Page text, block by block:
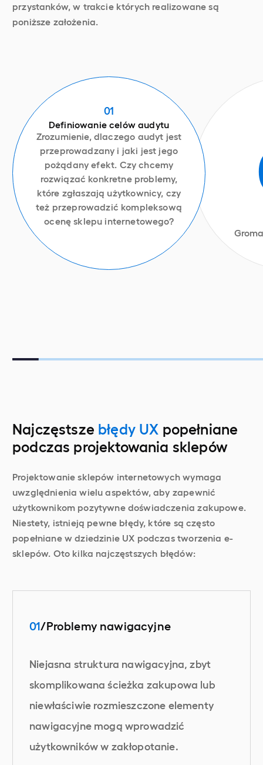
przystanków, w trakcie których realizowane są
poniższe założenia.
01
Definiowanie celów audytu
Zrozumienie, dlaczego audyt jest
przeprowadzany i jaki jest jego
pożądany efekt. Czy chcemy
rozwiązać konkretne problemy,
które zgłaszają użytkownicy, czy
też przeprowadzić kompleksową
ocenę sklepu internetowego?
Najczęstsze błędy UX popełniane
podczas projektowania sklepów
Projektowanie sklepów internetowych wymaga
uwzględnienia wielu aspektów, aby zapewnić
użytkownikom pozytywne doświadczenia zakupowe.
Niestety, istnieją pewne błędy, które są często
popełniane w dziedzinie UX podczas tworzenia e-
sklepów. Oto kilka najczęstszych błędów:
01/Problemy nawigacyjne
Niejasna struktura nawigacyjna, zbyt
skomplikowana ścieżka zakupowa lub
niewłaściwie rozmieszczone elementy
nawigacyjne mogą wprowadzić
użytkowników w zakłopotanie.